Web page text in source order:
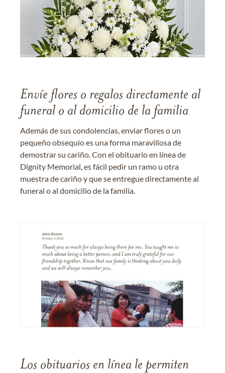
Envíe flores o regalos directamente al
funeral o al domicilio de la familia
Además de sus condolencias, enviar flores o un
pequeño obsequio es una forma maravillosa de
demostrar su cariño. Con el obituario en línea de
Dignity Memorial, es fácil pedir un ramo u otra
muestra de cariño y que se entregue directamente al
funeral o al domicilio de la familia.
Los obituarios en línea le permiten